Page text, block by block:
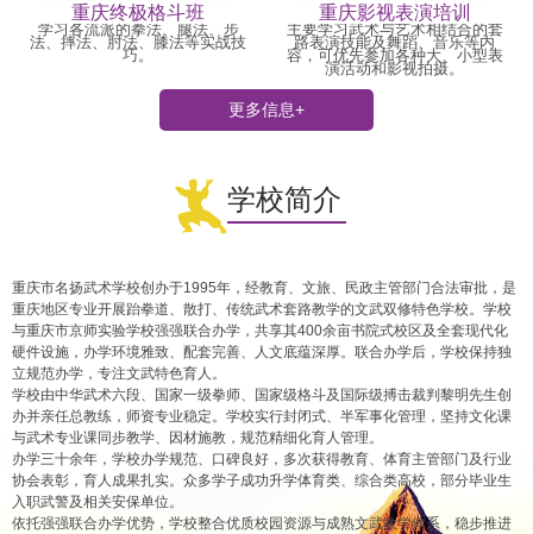
重庆终极格斗班
学习各流派的拳法、腿法、步
法、摔法、肘法、膝法等实战技
巧。
重庆影视表演培训
主要学习武术与艺术相结合的套
路表演技能及舞蹈、音乐等内
容，可优先参加各种大、小型表
演活动和影视拍摄。
更多信息+
学校简介
重庆市名扬武术学校创办于1995年，经教育、文旅、民政主管部门合法审批，是
重庆地区专业开展跆拳道、散打、传统武术套路教学的文武双修特色学校。学校
与重庆市京师实验学校强强联合办学，共享其400余亩书院式校区及全套现代化
硬件设施，办学环境雅致、配套完善、人文底蕴深厚。联合办学后，学校保持独
立规范办学，专注文武特色育人。
学校由中华武术六段、国家一级拳师、国家级格斗及国际级搏击裁判黎明先生创
办并亲任总教练，师资专业稳定。学校实行封闭式、半军事化管理，坚持文化课
与武术专业课同步教学、因材施教，规范精细化育人管理。
办学三十余年，学校办学规范、口碑良好，多次获得教育、体育主管部门及行业
协会表彰，育人成果扎实。众多学子成功升学体育类、综合类高校，部分毕业生
入职武警及相关安保单位。
依托强强联合办学优势，学校整合优质校园资源与成熟文武教学体系，稳步推进